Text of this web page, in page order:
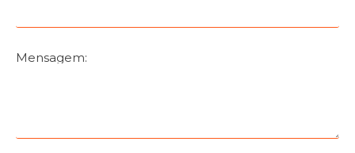
Mensagem: